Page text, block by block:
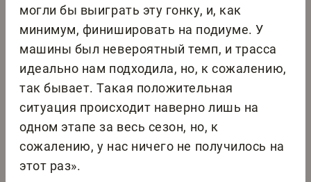
могли бы выиграть эту гонку, и, как
минимум, финишировать на подиуме. У
машины был невероятный темп, и трасса
идеально нам подходила, но, к сожалению,
так бывает. Такая положительная
ситуация происходит наверно лишь на
одном этапе за весь сезон, но, к
сожалению, у нас ничего не получилось на
этот раз».